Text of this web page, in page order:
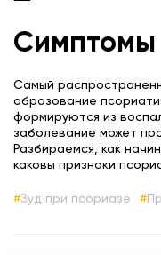
Симптомы
Самый
образование
формируются из
заболевание может
Разбираемся, как
каковы признаки
Зуд при псориазе